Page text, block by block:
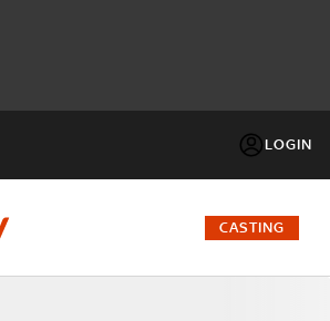
LOGIN
FACTOR
CASTING